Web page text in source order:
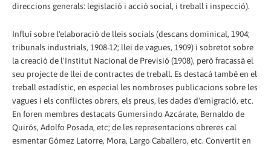
direccions generals: legislació i acció social, i treball i inspecció).
Influí sobre l'elaboració de lleis socials (descans dominical, 1904;
tribunals industrials, 1908-12; llei de vagues, 1909) i sobretot sobre
la creació de l'Institut Nacional de Previsió (1908), però fracassà el
seu projecte de llei de contractes de treball. Es destacà també en el
treball estadístic, en especial les nombroses publicacions sobre les
vagues i els conflictes obrers, els preus, les dades d'emigració, etc.
En foren membres destacats Gumersindo Azcárate, Bernaldo de
Quirós, Adolfo Posada, etc; de les representacions obreres cal
esmentar Gómez Latorre, Mora, Largo Caballero, etc. Convertit en